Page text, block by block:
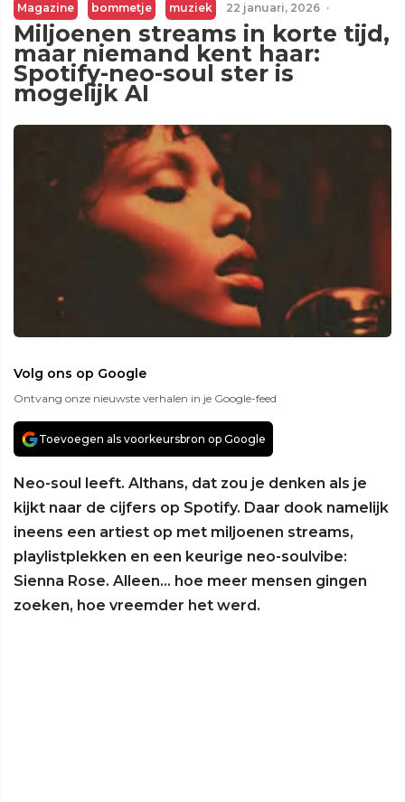
Magazine bommetje muziek 22 januari, 2026 ·
Miljoenen streams in korte tijd,
maar niemand kent haar:
Spotify-neo-soul ster is
mogelijk AI
Volg ons op Google
Ontvang onze nieuwste verhalen in je Google-feed
Toevoegen als voorkeursbron op Google
Neo-soul leeft. Althans, dat zou je denken als je
kijkt naar de cijfers op Spotify. Daar dook namelijk
ineens een artiest op met miljoenen streams,
playlistplekken en een keurige neo-soulvibe:
Sienna Rose. Alleen… hoe meer mensen gingen
zoeken, hoe vreemder het werd.